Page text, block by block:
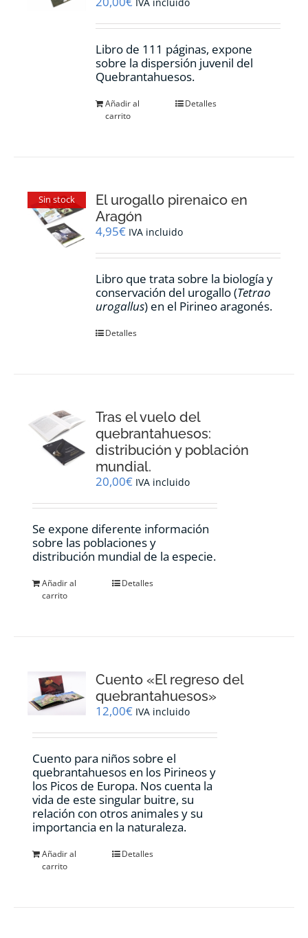
Libro de 111 páginas, expone
sobre la dispersión juvenil del
Quebrantahuesos.
Añadir al
carrito
Detalles
Sin stock
El urogallo pirenaico en
Aragón
4,95€ IVA incluido
Libro que trata sobre la biología y
conservación del urogallo (Tetrao
urogallus) en el Pirineo aragonés.
Detalles
Tras el vuelo del
quebrantahuesos:
distribución y población
mundial.
20,00€ IVA incluido
Se expone diferente información
sobre las poblaciones y
distribución mundial de la especie.
Añadir al
carrito
Detalles
Cuento «El regreso del
quebrantahuesos»
12,00€ IVA incluido
Cuento para niños sobre el
quebrantahuesos en los Pirineos y
los Picos de Europa. Nos cuenta la
vida de este singular buitre, su
relación con otros animales y su
importancia en la naturaleza.
Añadir al
carrito
Detalles